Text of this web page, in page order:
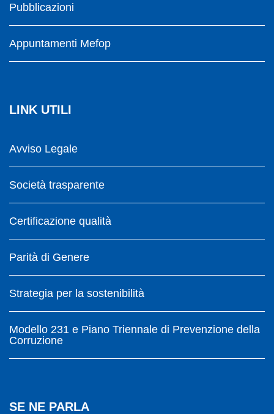
Pubblicazioni
Appuntamenti Mefop
LINK UTILI
Avviso Legale
Società trasparente
Certificazione qualità
Parità di Genere
Strategia per la sostenibilità
Modello 231 e Piano Triennale di Prevenzione della
Corruzione
SE NE PARLA